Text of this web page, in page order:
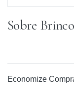
Prazo
Sobre
Economize